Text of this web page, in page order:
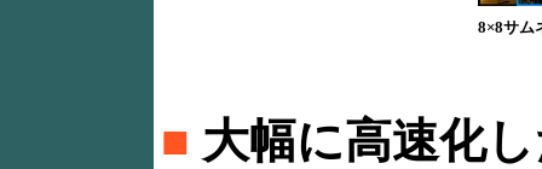
8×8サム
■ 大幅に高速化